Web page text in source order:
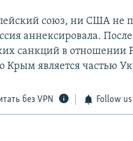
союз, ни США не
аннексировала.
санкций в отношении
Крым является частью
без VPN Follow us